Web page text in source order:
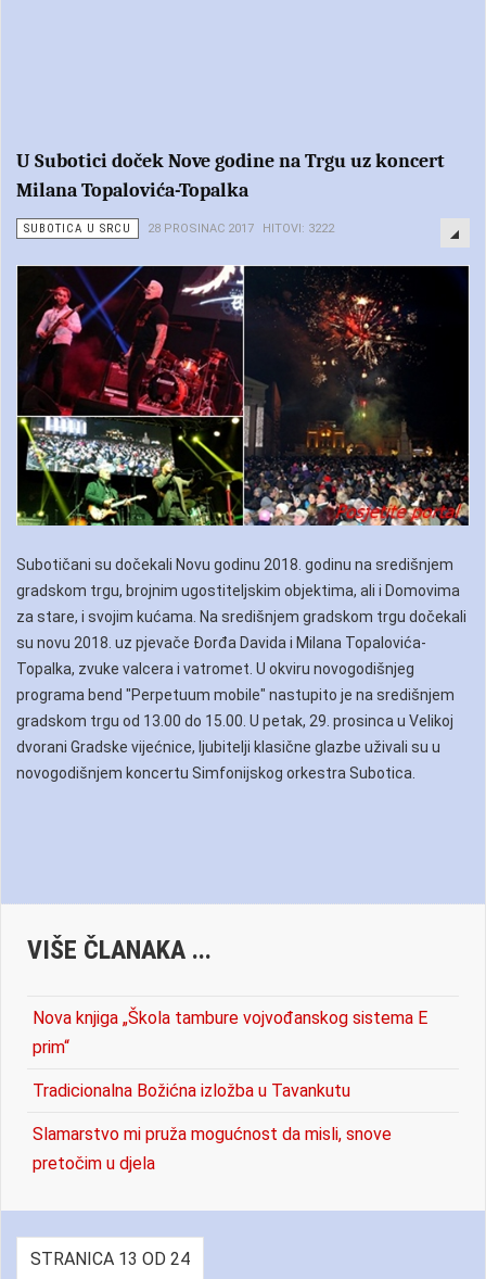
U Subotici doček Nove godine na Trgu uz koncert
Milana Topalovića-Topalka
SUBOTICA U SRCU 28 PROSINAC 2017 HITOVI: 3222
Subotičani su dočekali Novu godinu 2018. godinu na središnjem
gradskom trgu, brojnim ugostiteljskim objektima, ali i Domovima
za stare, i svojim kućama. Na središnjem gradskom trgu dočekali
su novu 2018. uz pjevače Đorđa Davida i Milana Topalovića-
Topalka, zvuke valcera i vatromet. U okviru novogodišnjeg
programa bend "Perpetuum mobile" nastupito je na središnjem
gradskom trgu od 13.00 do 15.00. U petak, 29. prosinca u Velikoj
dvorani Gradske vijećnice, ljubitelji klasične glazbe uživali su u
novogodišnjem koncertu Simfonijskog orkestra Subotica.
VIŠE ČLANAKA ...
Nova knjiga „Škola tambure vojvođanskog sistema E
prim“
Tradicionalna Božićna izložba u Tavankutu
Slamarstvo mi pruža mogućnost da misli, snove
pretočim u djela
STRANICA 13 OD 24